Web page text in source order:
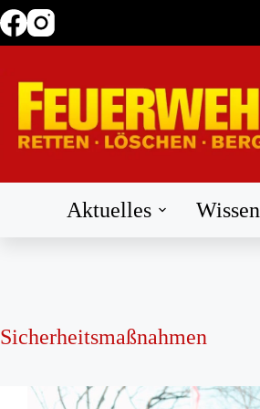
Zum
Inhalt
Aktuelles Wissen
Sicherheitsmaßnahmen